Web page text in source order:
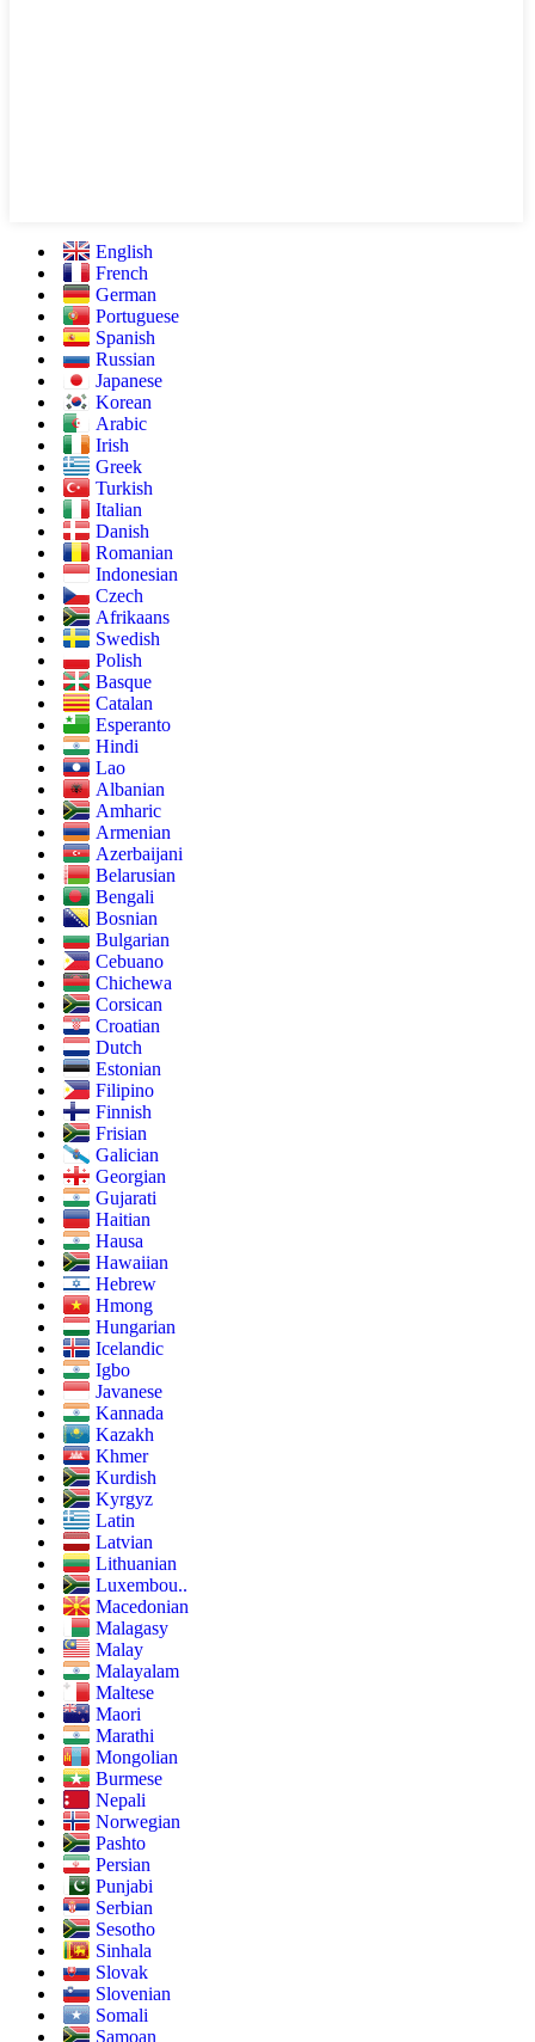
English
French
German
Portuguese
Spanish
Russian
Japanese
Korean
Arabic
Irish
Greek
Turkish
Italian
Danish
Romanian
Indonesian
Czech
Afrikaans
Swedish
Polish
Basque
Catalan
Esperanto
Hindi
Lao
Albanian
Amharic
Armenian
Azerbaijani
Belarusian
Bengali
Bosnian
Bulgarian
Cebuano
Chichewa
Corsican
Croatian
Dutch
Estonian
Filipino
Finnish
Frisian
Galician
Georgian
Gujarati
Haitian
Hausa
Hawaiian
Hebrew
Hmong
Hungarian
Icelandic
Igbo
Javanese
Kannada
Kazakh
Khmer
Kurdish
Kyrgyz
Latin
Latvian
Lithuanian
Luxembou..
Macedonian
Malagasy
Malay
Malayalam
Maltese
Maori
Marathi
Mongolian
Burmese
Nepali
Norwegian
Pashto
Persian
Punjabi
Serbian
Sesotho
Sinhala
Slovak
Slovenian
Somali
Samoan